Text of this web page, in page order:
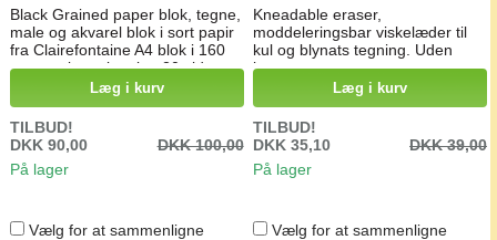
Black Grained paper blok, tegne,
male og akvarel blok i sort papir
fra Clairefontaine A4 blok i 160
grams akvarelpapir x 20 sider
Læg i kurv
TILBUD!
DKK 90,00
DKK 100,00
På lager
Kneadable eraser,
moddeleringsbar viskelæder til
kul og blynats tegning. Uden
latex
Læg i kurv
TILBUD!
DKK 35,10
DKK 39,00
På lager
Vælg for at sammenligne Vælg for at sammenligne